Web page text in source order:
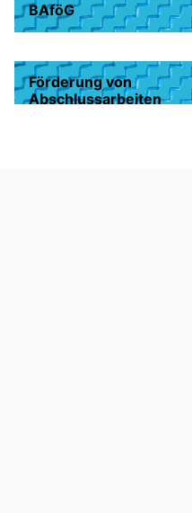
BAföG
Förderung von
Abschlussarbeiten